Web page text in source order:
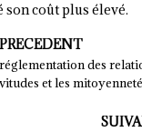
coût plus élevé.
PRÉCÉDENT
des
et les